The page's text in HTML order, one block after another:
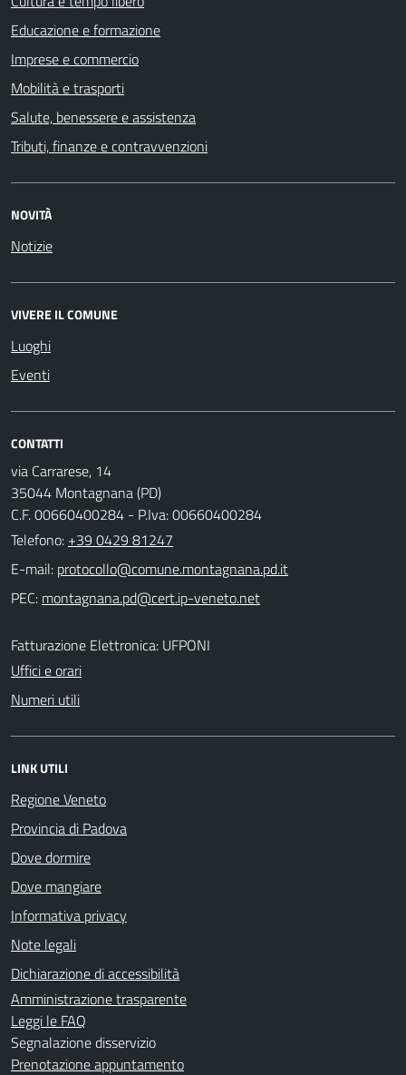
Educazione e formazione
Imprese e commercio
Mobilità e trasporti
Salute, benessere e assistenza
Tributi, finanze e contravvenzioni
NOVITÀ
Notizie
VIVERE IL COMUNE
Luoghi
Eventi
CONTATTI
via Carrarese, 14
35044 Montagnana (PD)
C.F. 00660400284 - P.Iva: 00660400284
Telefono: +39 0429 81247
E-mail:
PEC:
Fatturazione Elettronica: UFPONI
Uffici e orari
Numeri utili
LINK UTILI
Regione Veneto
Provincia di Padova
Dove dormire
Dove mangiare
Informativa privacy
Note legali
Dichiarazione di accessibilità
Amministrazione trasparente
Leggi le FAQ
Segnalazione disservizio
Prenotazione appuntamento